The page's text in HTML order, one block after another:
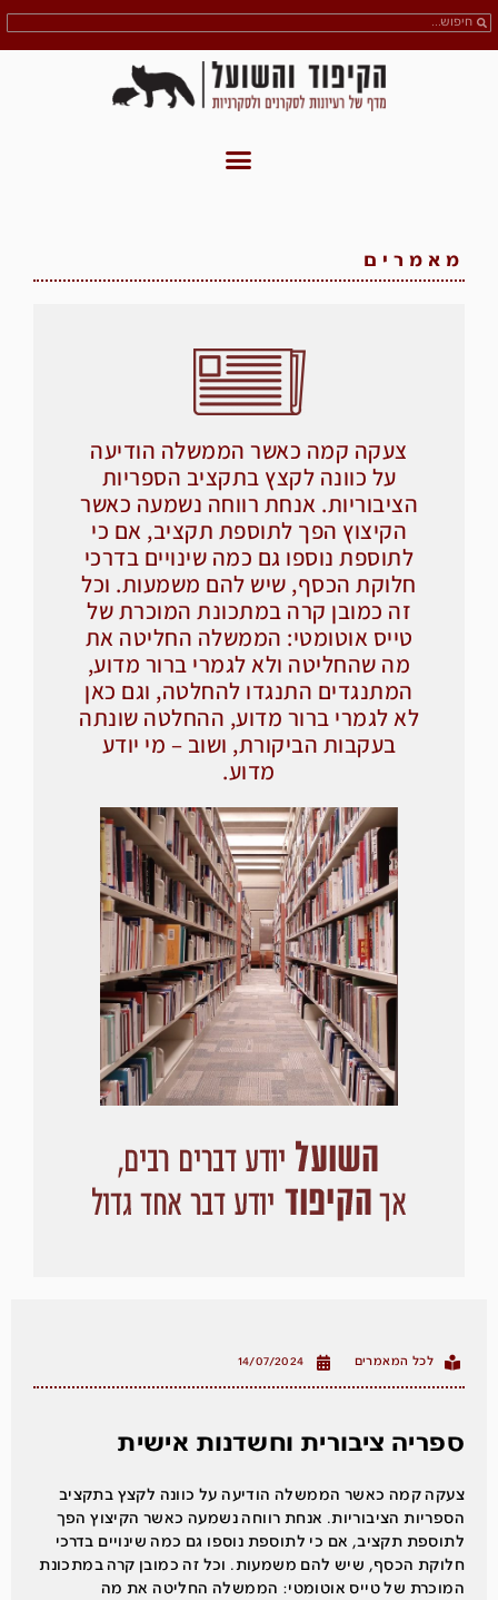
מאמרים
צעקה קמה כאשר הממשלה הודיעה
על כוונה לקצץ בתקציב הספריות
הציבוריות. אנחת רווחה נשמעה כאשר
הקיצוץ הפך לתוספת תקציב, אם כי
לתוספת נוספו גם כמה שינויים בדרכי
חלוקת הכסף, שיש להם משמעות. וכל
זה כמובן קרה במתכונת המוכרת של
טייס אוטומטי: הממשלה החליטה את
מה שהחליטה ולא לגמרי ברור מדוע,
המתנגדים התנגדו להחלטה, וגם כאן
לא לגמרי ברור מדוע, ההחלטה שונתה
בעקבות הביקורת, ושוב – מי יודע
מדוע.
לכל המאמרים 14/07/2024
ספריה ציבורית וחשדנות אישית
צעקה קמה כאשר הממשלה הודיעה על כוונה לקצץ בתקציב
הספריות הציבוריות. אנחת רווחה נשמעה כאשר הקיצוץ הפך
לתוספת תקציב, אם כי לתוספת נוספו גם כמה שינויים בדרכי
חלוקת הכסף, שיש להם משמעות. וכל זה כמובן קרה במתכונת
המוכרת של טייס אוטומטי: הממשלה החליטה את מה